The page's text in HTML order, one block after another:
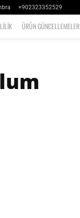
+902323352529
ÜRÜN